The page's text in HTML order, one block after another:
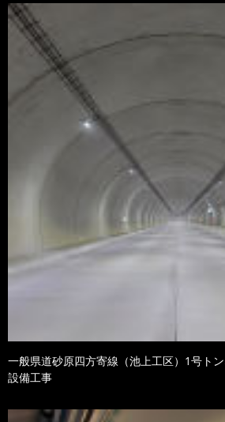
一般県道砂原四方寄線（池上工区）1号ト
設備工事